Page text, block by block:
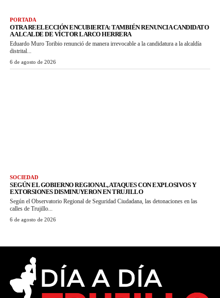
PORTADA
OTRA REELECCIÓN ENCUBIERTA: TAMBIÉN RENUNCIA CANDIDATO
A ALCALDE DE VÍCTOR LARCO HERRERA
Eduardo Muro Toribio renunció de manera irrevocable a la candidatura a la alcaldía
distrital...
6 de agosto de 2026
SOCIEDAD
SEGÚN EL GOBIERNO REGIONAL, ATAQUES CON EXPLOSIVOS Y
EXTORSIONES DISMINUYERON EN TRUJILLO
Según el Observatorio Regional de Seguridad Ciudadana, las detonaciones en las
calles de Trujillo...
6 de agosto de 2026